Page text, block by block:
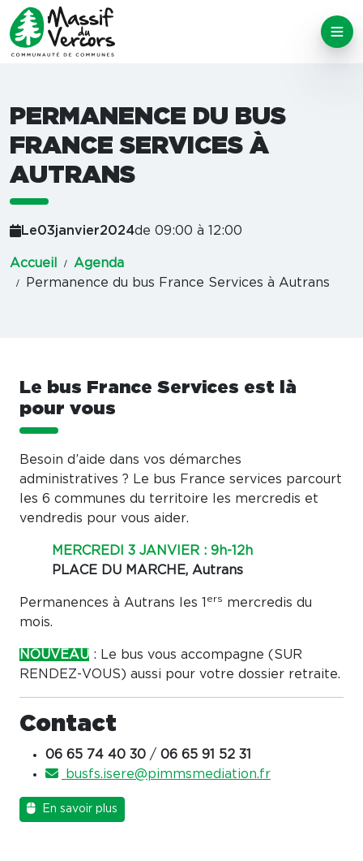
PERMANENCE DU BUS
FRANCE SERVICES À
AUTRANS
Le03janvier2024de 09:00 à 12:00
Accueil
Agenda
Permanence du bus France Services à Autrans
Le bus France Services est là
pour vous
Besoin d’aide dans vos démarches
administratives ? Le bus France services parcourt
les 6 communes du territoire les mercredis et
vendredis pour vous aider.
MERCREDI 3 JANVIER : 9h-12h
PLACE DU MARCHE, Autrans
Permanences à Autrans les 1 ers mercredis du
mois.
NOUVEAU : Le bus vous accompagne (SUR
RENDEZ-VOUS) aussi pour votre dossier retraite.
Contact
06 65 74 40 30 / 06 65 91 52 31
busfs.isere@pimmsmediation.fr
En savoir plus